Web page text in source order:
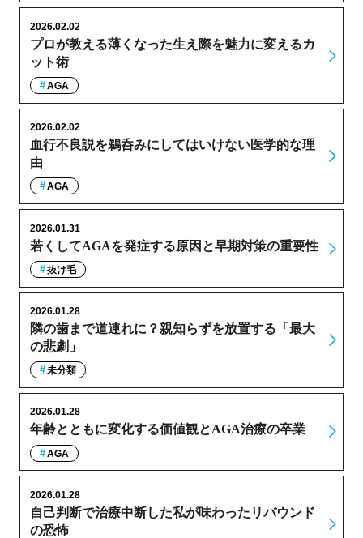
プロが教える薄くなった生え際を魅力に変えるカ
ット術
2026.02.02
AGA
血行不良説を鵜呑みにしてはいけない医学的な理
由
2026.02.02
AGA
若くしてAGAを発症する原因と早期対策の重要性
2026.01.31
抜け毛
隣の歯まで道連れに？親知らずを放置する「最大
の悲劇」
2026.01.28
未分類
年齢とともに変化する価値観とAGA治療の卒業
2026.01.28
AGA
自己判断で治療中断した私が味わったリバウンド
の恐怖
2026.01.28